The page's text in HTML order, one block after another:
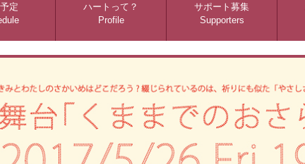
定
ハートって？
Profile
サポート募集
Supporters